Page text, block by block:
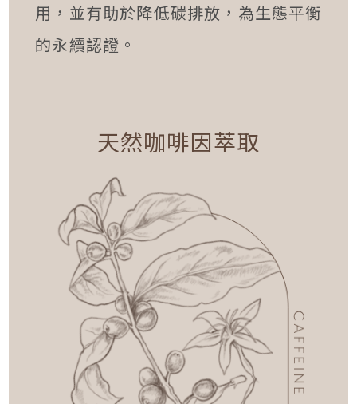
用，並有助於降低碳排放，為生態平衡
的永續認證。
天然咖啡因萃取